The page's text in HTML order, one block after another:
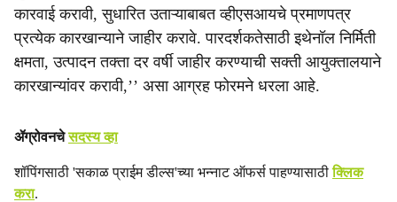
कारवाई करावी, सुधारित उताऱ्याबाबत व्हीएसआयचे प्रमाणपत्र
प्रत्येक कारखान्याने जाहीर करावे. पारदर्शकतेसाठी इथेनॉल निर्मिती
क्षमता, उत्पादन तक्ता दर वर्षी जाहीर करण्याची सक्ती आयुक्तालयाने
कारखान्यांवर करावी,’’ असा आग्रह फोरमने धरला आहे.
ॲग्रोवनचेसदस्य व्हा
शॉपिंगसाठी 'सकाळ प्राईम डील्स'च्या भन्नाट ऑफर्स पाहण्यासाठीक्लिक
करा.